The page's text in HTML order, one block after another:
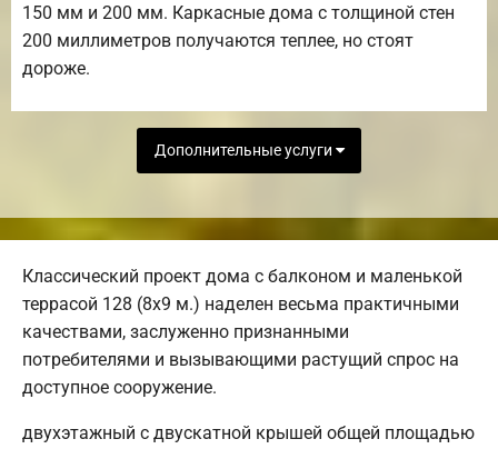
150 мм и 200 мм. Каркасные дома с толщиной стен
200 миллиметров получаются теплее, но стоят
дороже.
Дополнительные услуги
Классический проект дома с балконом и маленькой
террасой 128 (8х9 м.) наделен весьма практичными
качествами, заслуженно признанными
потребителями и вызывающими растущий спрос на
доступное сооружение.
двухэтажный с двускатной крышей общей площадью